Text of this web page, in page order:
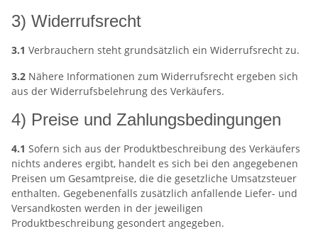
3) Widerrufsrecht
3.1 Verbrauchern steht grundsätzlich ein Widerrufsrecht zu.
3.2 Nähere Informationen zum Widerrufsrecht ergeben sich
aus der Widerrufsbelehrung des Verkäufers.
4) Preise und Zahlungsbedingungen
4.1 Sofern sich aus der Produktbeschreibung des Verkäufers
nichts anderes ergibt, handelt es sich bei den angegebenen
Preisen um Gesamtpreise, die die gesetzliche Umsatzsteuer
enthalten. Gegebenenfalls zusätzlich anfallende Liefer- und
Versandkosten werden in der jeweiligen
Produktbeschreibung gesondert angegeben.